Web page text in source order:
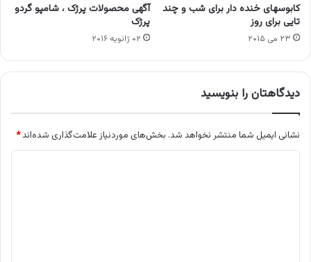
کابوسهای خنده دار برای شب و چند
تایی برای روز
۲۳ می ۲۰۱۵
آگهی محصولات پرژک ، شامپو گردو
پرژک
۰۲ ژانویه ۲۰۱۶
دیدگاهتان را بنویسید
نشانی ایمیل شما منتشر نخواهد شد. بخش‌های موردنیاز علامت‌گذاری شده‌اند*